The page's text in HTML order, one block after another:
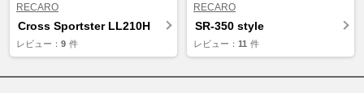
RECARO
Cross Sportster LL210H
レビュー： 9 件
RECARO
SR-350 style
レビュー： 11 件